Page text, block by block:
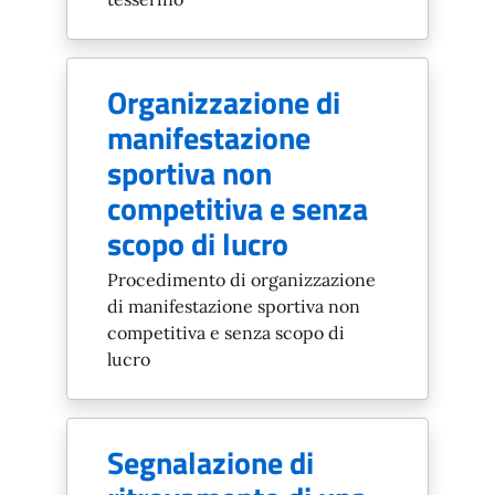
Organizzazione di
manifestazione
sportiva non
competitiva e senza
scopo di lucro
Procedimento di organizzazione
di manifestazione sportiva non
competitiva e senza scopo di
lucro
Segnalazione di